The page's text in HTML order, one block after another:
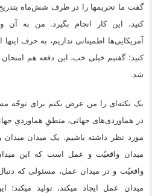
گفت ما تحریمها را در ظرف شش‌ماه بتدریج
کنید، این کار انجام بگیرد. من به
آمریکایى‌ها اطمینانى نداریم، به حرف
کنید؛ گفتیم خیلى خب، این دفعه هم
شد.
یک نکته‌اى را من عرض بکنم براى توجّه
در هماوردى‌هاى جهانى، منطقِ هماوردىِ
مورد نظر داشته باشیم. یک میدان
میدان واقعیّت و عمل است که این
واقعیّت و در میدان عمل، مسئولى که
میدان عمل ایجاد میکند، تولید